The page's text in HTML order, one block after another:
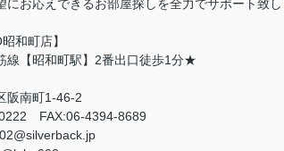
にお応えできるお部屋探しを全力でサポート致し
和町店】
線【昭和町駅】2番出口徒歩1分★
阪南町1-46-2
FAX:06-4394-8689